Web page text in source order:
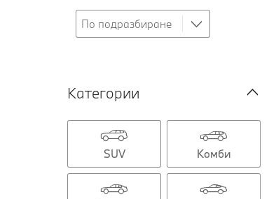
Категории
SUV Комби